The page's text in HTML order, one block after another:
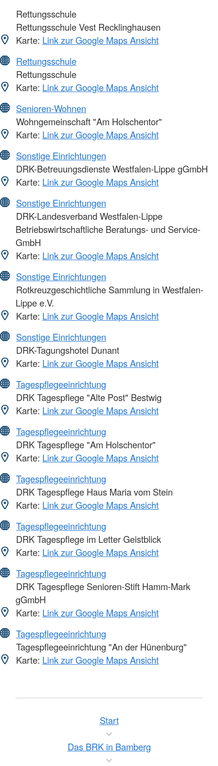
Rettungsschule
Rettungsschule Vest Recklinghausen
Karte: Link zur Google Maps Ansicht
Rettungsschule
Rettungsschule
Karte: Link zur Google Maps Ansicht
Senioren-Wohnen
Wohngemeinschaft "Am Holschentor"
Karte: Link zur Google Maps Ansicht
Sonstige Einrichtungen
DRK-Betreuungsdienste Westfalen-Lippe gGmbH
Karte: Link zur Google Maps Ansicht
Sonstige Einrichtungen
DRK-Landesverband Westfalen-Lippe
Betriebswirtschaftliche Beratungs- und Service-
GmbH
Karte: Link zur Google Maps Ansicht
Sonstige Einrichtungen
Rotkreuzgeschichtliche Sammlung in Westfalen-
Lippe e.V.
Karte: Link zur Google Maps Ansicht
Sonstige Einrichtungen
DRK-Tagungshotel Dunant
Karte: Link zur Google Maps Ansicht
Tagespflegeeinrichtung
DRK Tagespflege "Alte Post" Bestwig
Karte: Link zur Google Maps Ansicht
Tagespflegeeinrichtung
DRK Tagespflege "Am Holschentor"
Karte: Link zur Google Maps Ansicht
Tagespflegeeinrichtung
DRK Tagespflege Haus Maria vom Stein
Karte: Link zur Google Maps Ansicht
Tagespflegeeinrichtung
DRK Tagespflege im Letter Geistblick
Karte: Link zur Google Maps Ansicht
Tagespflegeeinrichtung
DRK Tagespflege Senioren-Stift Hamm-Mark
gGmbH
Karte: Link zur Google Maps Ansicht
Tagespflegeeinrichtung
Tagespflegeeinrichtung "An der Hünenburg"
Karte: Link zur Google Maps Ansicht
Start
Das BRK in Bamberg